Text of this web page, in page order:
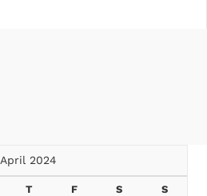
April 2024
T F S S